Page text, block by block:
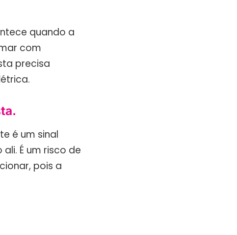
quando a
com
precisa
é um sinal
É um risco de
pois a